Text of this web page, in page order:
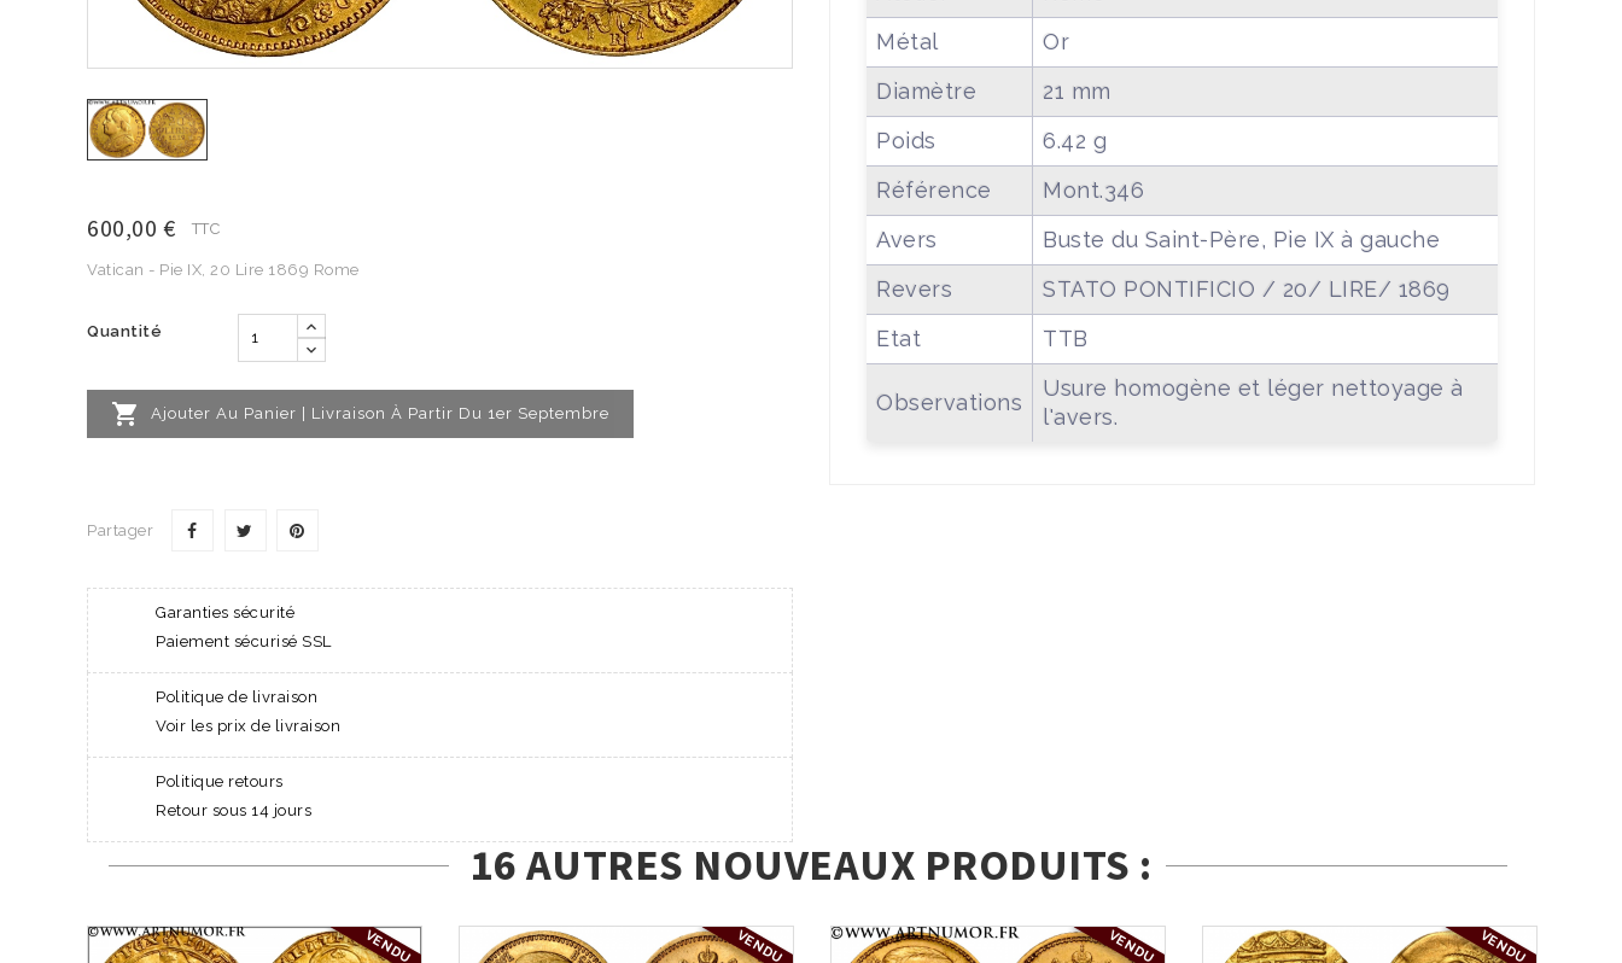
600,00 € TTC
Vatican - Pie IX, 20 Lire 1869 Rome
Quantité
 Ajouter Au Panier | Livraison À Partir Du 1er Septembre
Partager
Garanties sécurité
Paiement sécurisé SSL
Politique de livraison
Voir les prix de livraison
Politique retours
Retour sous 14 jours
Métal
Or
Diamètre
21 mm
Poids
6.42 g
Référence
Mont.346
Avers
Buste du Saint-Père, Pie IX à gauche
Revers
STATO PONTIFICIO / 20/ LIRE/ 1869
Etat
TTB
Observations
Usure homogène et léger nettoyage à
l'avers.
16 AUTRES NOUVEAUX PRODUITS :
VENDU VENDU VENDU VENDU